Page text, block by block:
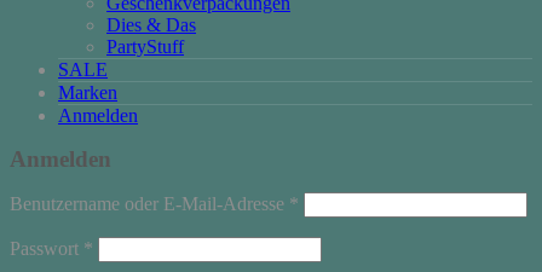
Dies & Das
PartyStuff
SALE
Marken
Anmelden
Anmelden
Benutzername oder E-Mail-Adresse *
Passwort *